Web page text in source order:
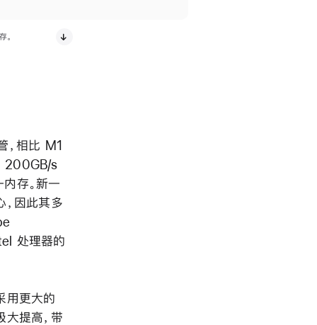
。
相比 M1
200GB/s
存。新一
因此其多
处理器的
用更大的
提高，带